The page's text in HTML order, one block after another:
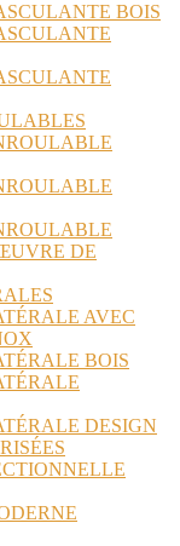
BOIS
DE
AVEC
BOIS
DESIGN